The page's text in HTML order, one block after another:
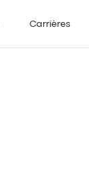
Carrières